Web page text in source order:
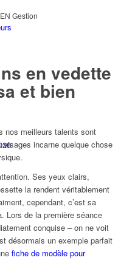
Gestion
en vedette
et bien
nos meilleurs talents sont
visages incarne quelque chose
Ses yeux clairs,
la rendent véritablement
cependant, c’est sa
Lors de la première séance
conquise – on ne voit
désormais un exemple parfait
fiche de modèle pour